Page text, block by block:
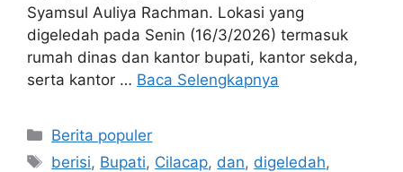
Syamsul Auliya Rachman. Lokasi yang
digeledah pada Senin (16/3/2026) termasuk
rumah dinas dan kantor bupati, kantor sekda,
serta kantor … Baca Selengkapnya
Kategori
Berita populer
Tag
berisi, Bupati, Cilacap, dan, digeledah,